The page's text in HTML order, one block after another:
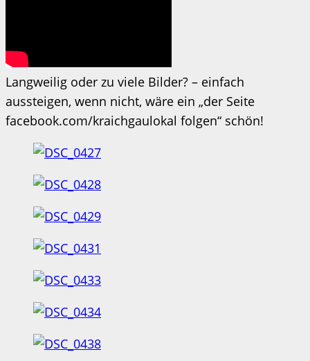
Langweilig oder zu viele Bilder? – einfach
aussteigen, wenn nicht, wäre ein „der Seite
facebook.com/kraichgaulokal folgen“ schön!